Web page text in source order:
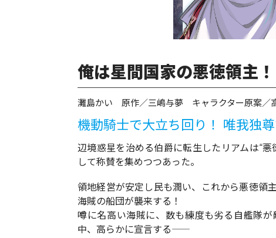
俺は星間国家の悪徳領主
灘島かい 原作／三嶋与夢 キャラクター原案／
機動騎士で大立ち回り！ 唯我独
辺境惑星を治める伯爵に転生したリアムは“
して称賛を集めつつあった。
領地経営が安定し民も潤い、これから悪徳領
海賊の船団が襲来する！
噂に名高い海賊に、数も練度も劣る自艦隊
中、高らかに宣言する――